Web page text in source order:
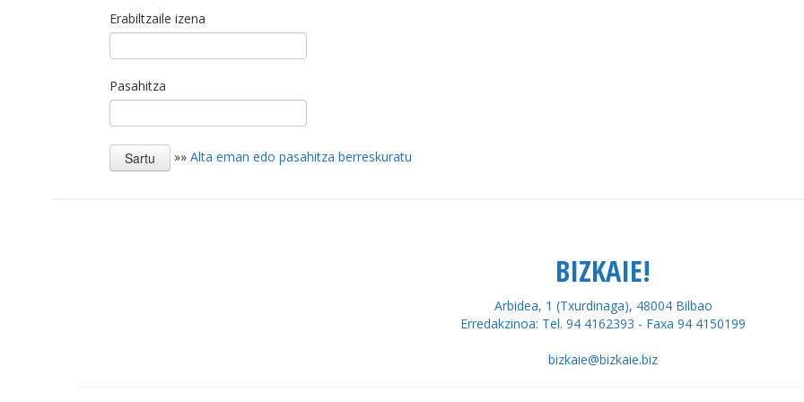
Erabiltzaile izena
Pasahitza
»» Alta eman edo pasahitza berreskuratu
BIZKAIE!
Arbidea, 1 (Txurdinaga), 48004 Bilbao
Erredakzinoa: Tel. 94 4162393 - Faxa 94 4150199
bizkaie@bizkaie.biz